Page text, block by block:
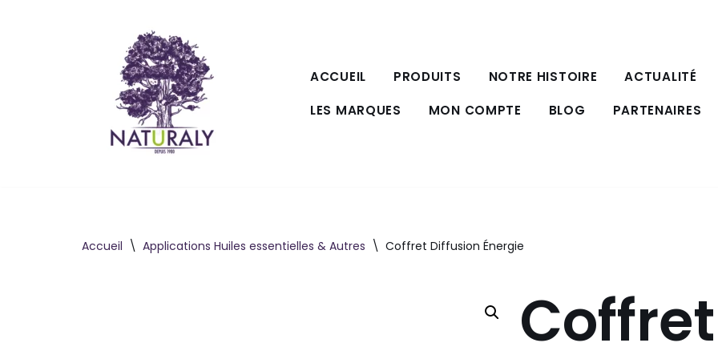
ACCUEIL PRODUITS NOTRE HISTOIRE
ACTUALITÉ
LES MARQUES
MON COMPTE BLOG PARTENAIRES
Accueil \ Applications Huiles essentielles & Autres \ Coffret Diffusion Énergie
Coffret